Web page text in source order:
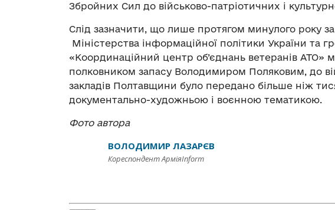
Збройних Сил до військово-патріотичних і
Слід зазначити, що лише протягом минулого року
Міністерства інформаційної політики України та
«Координаційний центр об’єднань ветеранів АТО»
полковником запасу Володимиром Поляковим, до
закладів Полтавщини було передано більше ніж
документально-художньою і воєнною тематикою.
Фото автора
ВОЛОДИМИР ЛАЗАРЄВ
Кореспондент АрміяInform